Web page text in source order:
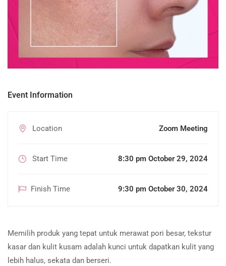
Event Information
Location Zoom Meeting
Start Time 8:30 pm October 29, 2024
Finish Time 9:30 pm October 30, 2024
Memilih produk yang tepat untuk merawat pori besar, tekstur
kasar dan kulit kusam adalah kunci untuk dapatkan kulit yang
lebih halus, sekata dan berseri.